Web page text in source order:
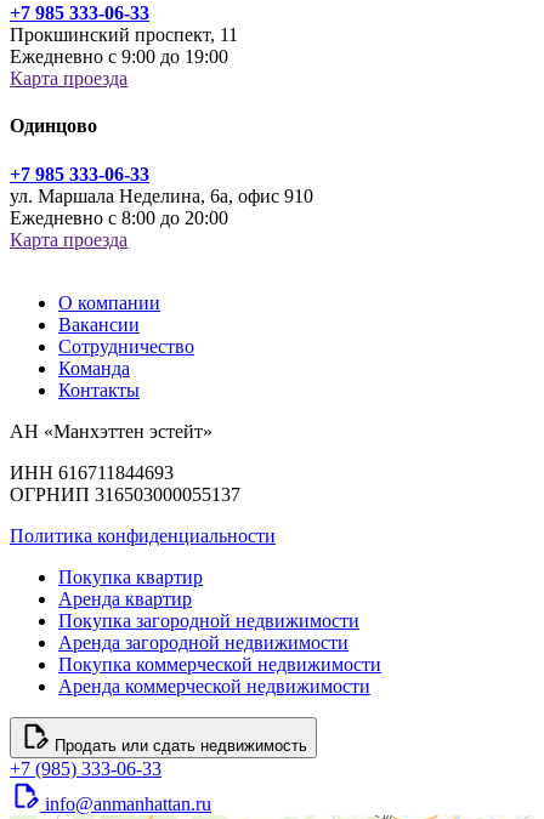
+7 985 333-06-33
Прокшинский проспект, 11
Ежедневно с 9:00 до 19:00
Карта проезда
Одинцово
+7 985 333-06-33
ул. Маршала Неделина, 6а, офис 910
Ежедневно с 8:00 до 20:00
Карта проезда
О компании
Вакансии
Сотрудничество
Команда
Контакты
АН «Манхэттен эстейт»
ИНН 616711844693
ОГРНИП 316503000055137
Политика конфиденциальности
Покупка квартир
Аренда квартир
Покупка загородной недвижимости
Аренда загородной недвижимости
Покупка коммерческой недвижимости
Аренда коммерческой недвижимости
Продать или сдать недвижимость
+7 (985) 333-06-33
info@anmanhattan.ru